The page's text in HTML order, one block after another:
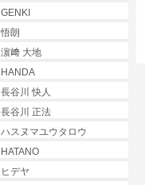
GENKI
悟朗
濵﨑 大地
HANDA
長谷川 快人
長谷川 正法
ハスヌマユウタロウ
HATANO
ヒデヤ